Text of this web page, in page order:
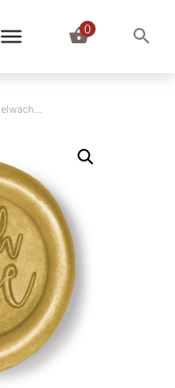
0
Siegelwachs Gold Hell